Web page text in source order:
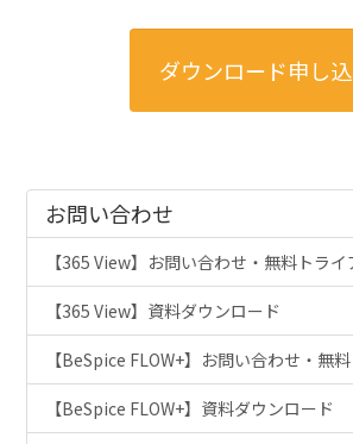
お問い合わせ
【365 View】お問い合わせ・無料トラ
【365 View】資料ダウンロード
【BeSpice FLOW+】お問い合わせ・無
【BeSpice FLOW+】資料ダウンロード